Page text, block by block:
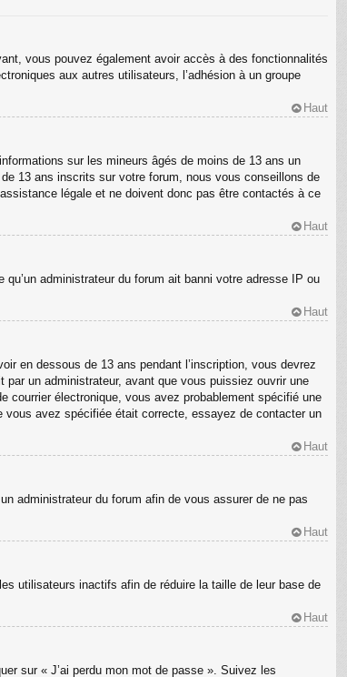
vous pouvez également avoir accès à des fonctionnalités
aux autres utilisateurs, l’adhésion à un groupe
Haut
sur les mineurs âgés de moins de 13 ans un
13 ans inscrits sur votre forum, nous vous conseillons de
légale et ne doivent donc pas être contactés à ce
Haut
administrateur du forum ait banni votre adresse IP ou
Haut
en dessous de 13 ans pendant l’inscription, vous devrez
un administrateur, avant que vous puissiez ouvrir une
électronique, vous avez probablement spécifié une
vous avez spécifiée était correcte, essayez de contacter un
Haut
administrateur du forum afin de vous assurer de ne pas
Haut
utilisateurs inactifs afin de réduire la taille de leur base de
Haut
sur « J’ai perdu mon mot de passe ». Suivez les